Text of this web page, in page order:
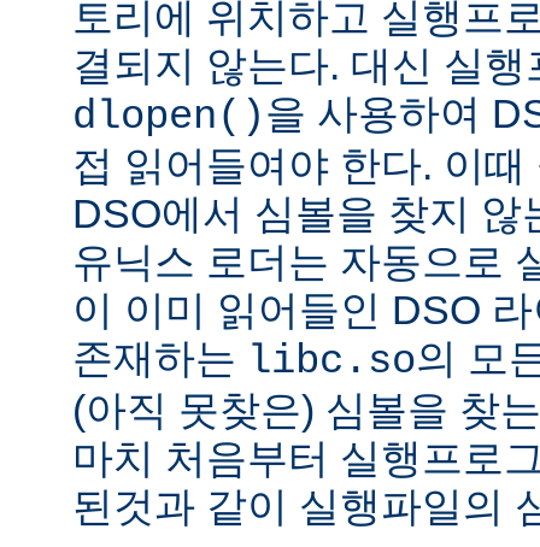
토리에 위치하고 실행프
결되지 않는다. 대신 실
dlopen()을 사용하여
접 읽어들여야 한다. 이
DSO에서 심볼을 찾지 않
유닉스 로더는 자동으로
이 이미 읽어들인 DSO
존재하는 libc.so의 모
(아직 못찾은) 심볼을 찾
마치 처음부터 실행프로
된것과 같이 실행파일의